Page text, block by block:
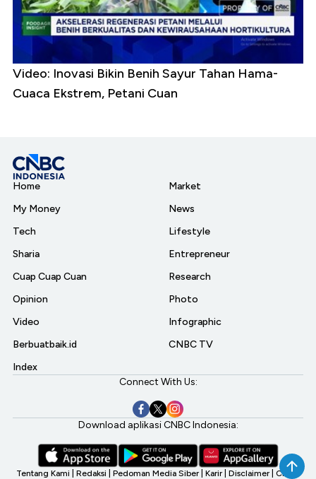
Video: Inovasi Bikin Benih Sayur Tahan Hama-
Cuaca Ekstrem, Petani Cuan
Home
My Money
Tech
Sharia
Cuap Cuap Cuan
Opinion
Video
Berbuatbaik.id
Index
Market
News
Lifestyle
Entrepreneur
Research
Photo
Infographic
CNBC TV
Connect With Us:
Download aplikasi CNBC Indonesia:
Tentang Kami Redaksi Pedoman Media Siber Karir Disclaimer CNBC